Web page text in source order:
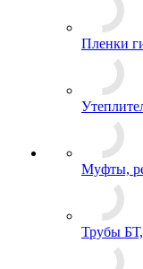
Пленки
Муфты,
Трубы